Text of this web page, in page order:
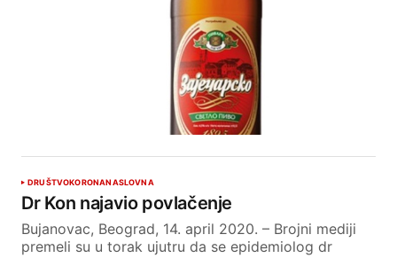
DRUŠTVOKORONANASLOVNA
Dr Kon najavio povlačenje
Bujanovac, Beograd, 14. april 2020. – Brojni mediji
premeli su u torak ujutru da se epidemiolog dr